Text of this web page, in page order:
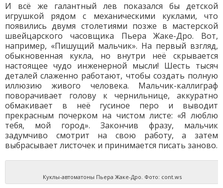
И всё же галантный лев показался бы детской
игрушкой рядом с механическими куклами, что
появились двумя столетиями позже в мастерской
швейцарского часовщика Пьера Жаке-Дро. Вот,
например, «Пишущий мальчик». На первый взгляд,
обыкновенная кукла, но внутри неё скрывается
настоящее чудо инженерной мысли! Шесть тысяч
деталей слаженно работают, чтобы создать полную
иллюзию живого человека. Мальчик-каллиграф
поворачивает голову к чернильнице, аккуратно
обмакивает в неё гусиное перо и выводит
прекрасным почерком на чистом листе: «Я люблю
тебя, мой город». Закончив фразу, мальчик
задумчиво смотрит на свою работу, а затем
выбрасывает листочек и принимается писать заново.
Куклы-автоматоны Пьера Жаке-Дро. Фото: cont.ws